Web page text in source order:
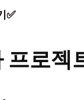
✅
프로젝